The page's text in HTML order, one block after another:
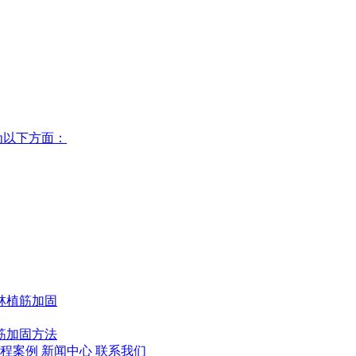
下方面：
植筋加固
加固方法
案例 新闻中心 联系我们